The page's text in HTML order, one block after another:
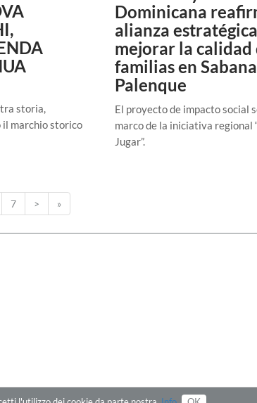
tra storia,
il marchio storico
Dominicana
alianza
mejorar la calidad
familias en
Palenque
El proyecto de impacto social
marco de la iniciativa regional
Jugar”.
7 > »